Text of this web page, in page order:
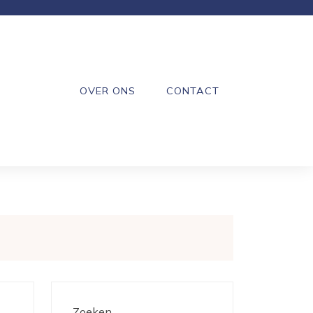
OVER ONS CONTACT